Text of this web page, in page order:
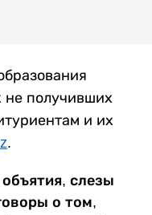
не получивших
и их
.
слезы
о том,